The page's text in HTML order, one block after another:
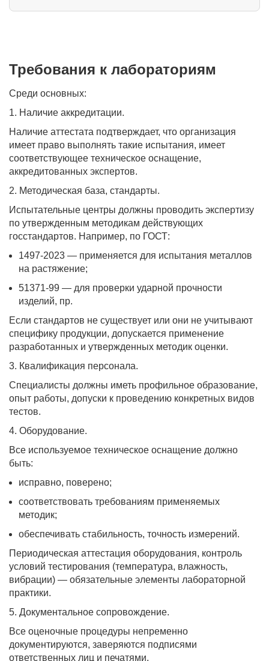
Требования к лабораториям
Среди основных:
1. Наличие аккредитации.
Наличие аттестата подтверждает, что организация
имеет право выполнять такие испытания, имеет
соответствующее техническое оснащение,
аккредитованных экспертов.
2. Методическая база, стандарты.
Испытательные центры должны проводить экспертизу
по утвержденным методикам действующих
госстандартов. Например, по ГОСТ:
1497-2023 — применяется для испытания металлов
на растяжение;
51371-99 — для проверки ударной прочности
изделий, пр.
Если стандартов не существует или они не учитывают
специфику продукции, допускается применение
разработанных и утвержденных методик оценки.
3. Квалификация персонала.
Специалисты должны иметь профильное образование,
опыт работы, допуски к проведению конкретных видов
тестов.
4. Оборудование.
Все используемое техническое оснащение должно
быть:
исправно, поверено;
соответствовать требованиям применяемых
методик;
обеспечивать стабильность, точность измерений.
Периодическая аттестация оборудования, контроль
условий тестирования (температура, влажность,
вибрации) — обязательные элементы лабораторной
практики.
5. Документальное сопровождение.
Все оценочные процедуры непременно
документируются, заверяются подписями
ответственных лиц и печатями.